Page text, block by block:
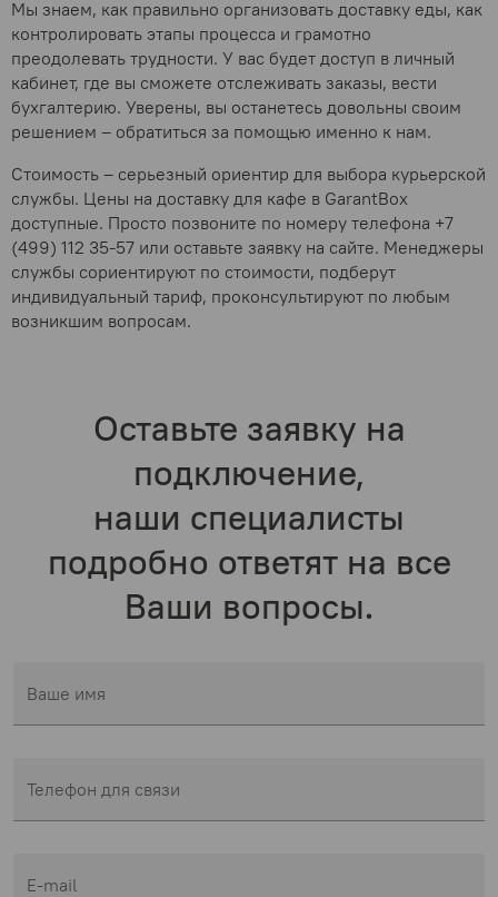
Мы знаем, как правильно организовать доставку еды, как
контролировать этапы процесса и грамотно
преодолевать трудности. У вас будет доступ в личный
кабинет, где вы сможете отслеживать заказы, вести
бухгалтерию. Уверены, вы останетесь довольны своим
решением – обратиться за помощью именно к нам.
Стоимость – серьезный ориентир для выбора курьерской
службы. Цены на доставку для кафе в GarantBox
доступные. Просто позвоните по номеру телефона +7
(499) 112 35-57 или оставьте заявку на сайте. Менеджеры
службы сориентируют по стоимости, подберут
индивидуальный тариф, проконсультируют по любым
возникшим вопросам.
Оставьте заявку на
подключение,
наши специалисты
подробно ответят на все
Ваши вопросы.
Ваше имя
Телефон для связи
E-mail